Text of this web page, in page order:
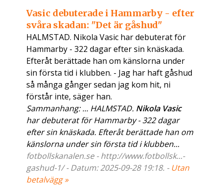
Vasic debuterade i Hammarby - efter
svåra skadan: "Det är gåshud"
HALMSTAD. Nikola Vasic har debuterat för
Hammarby - 322 dagar efter sin knäskada.
Efteråt berättade han om känslorna under
sin första tid i klubben. - Jag har haft gåshud
så många gånger sedan jag kom hit, ni
förstår inte, säger han.
Sammanhang: ... HALMSTAD. Nikola Vasic
har debuterat för Hammarby - 322 dagar
efter sin knäskada. Efteråt berättade han om
känslorna under sin första tid i klubben...
fotbollskanalen.se - http://www.fotbollsk...-
gashud-1/ - Datum: 2025-09-28 19:18. - Utan
betalvägg »